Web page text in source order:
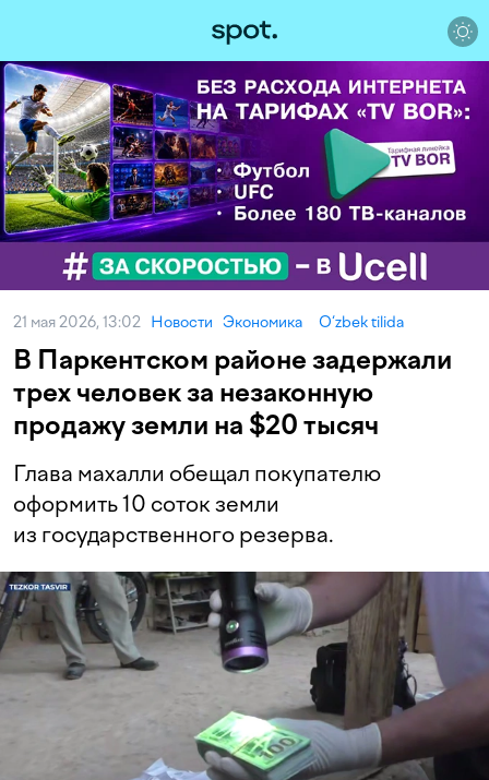
21 мая 2026, 13:02 Новости Экономика O‘zbek tilida
В Паркентском районе задержали
трех человек за незаконную
продажу земли на $20 тысяч
Глава махалли обещал покупателю
оформить 10 соток земли
из государственного резерва.